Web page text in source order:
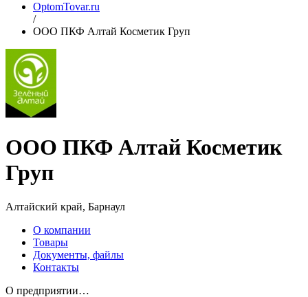
OptomTovar.ru
/
ООО ПКФ Алтай Косметик Груп
ООО ПКФ Алтай Косметик
Груп
Алтайский край, Барнаул
О компании
Товары
Документы, файлы
Контакты
О предприятии…